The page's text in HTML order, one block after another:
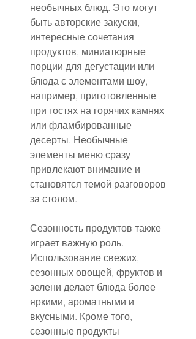
необычных блюд. Это могут
быть авторские закуски,
интересные сочетания
продуктов, миниатюрные
порции для дегустации или
блюда с элементами шоу,
например, приготовленные
при гостях на горячих камнях
или фламбированные
десерты. Необычные
элементы меню сразу
привлекают внимание и
становятся темой разговоров
за столом.
Сезонность продуктов также
играет важную роль.
Использование свежих,
сезонных овощей, фруктов и
зелени делает блюда более
яркими, ароматными и
вкусными. Кроме того,
сезонные продукты